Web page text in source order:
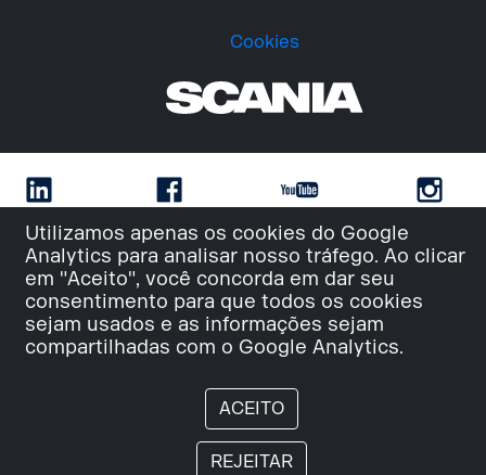
Utilizamos apenas os cookies do Google
Analytics para analisar nosso tráfego. Ao clicar
em "Aceito", você concorda em dar seu
consentimento para que todos os cookies
sejam usados e as informações sejam
compartilhadas com o Google Analytics.
ACEITO
REJEITAR
Cookies